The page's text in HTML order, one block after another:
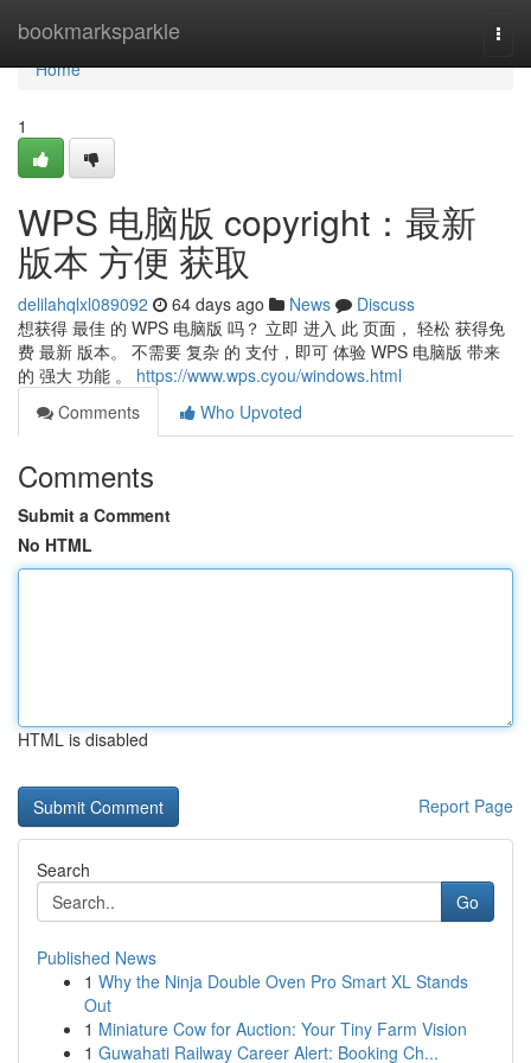
bookmarksparkle
Home
Home
1
WPS 电脑版 copyright：最新
版本 方便 获取
delilahqlxl089092 64 days ago News
Discuss
想获得 最佳 的 WPS 电脑版 吗？ 立即 进入 此 页面， 轻松 获得免
费 最新 版本。 不需要 复杂 的 支付，即可 体验 WPS 电脑版 带来
的 强大 功能 。 https://www.wps.cyou/windows.html
Comments
Who Upvoted
Comments
Submit a Comment
No HTML
HTML is disabled
Report Page
Search
Go
Published News
1 Why the Ninja Double Oven Pro Smart XL Stands
Out
1 Miniature Cow for Auction: Your Tiny Farm Vision
1 Guwahati Railway Career Alert: Booking Ch...